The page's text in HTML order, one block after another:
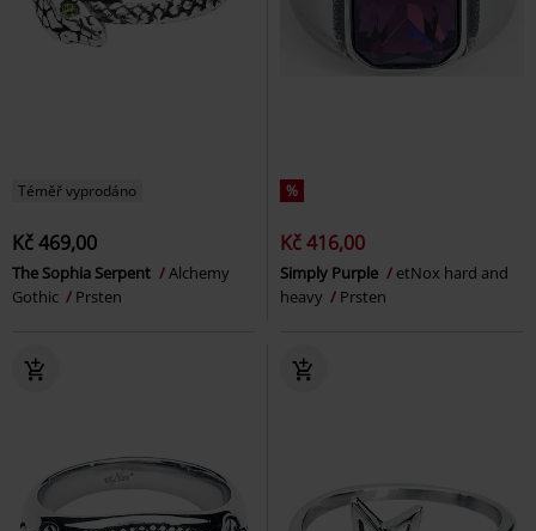
Téměř vyprodáno
Kč 469,00
The Sophia Serpent
Alchemy
Gothic
Prsten
%
Kč 416,00
Simply Purple
etNox hard and
heavy
Prsten